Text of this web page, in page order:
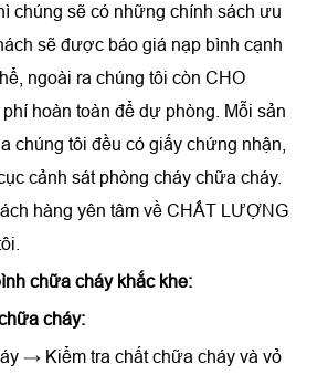
chúng sẽ có những chính sách ưu
sẽ được báo giá nạp bình cạnh
ngoài ra chúng tôi còn CHO
hoàn toàn để dự phòng. Mỗi sản
chúng tôi đều có giấy chứng nhận,
cảnh sát phòng cháy chữa cháy.
hàng yên tâm về CHẤT LƯỢNG
chữa cháy khắc khe:
cháy:
→ Kiểm tra chất chữa cháy và vỏ